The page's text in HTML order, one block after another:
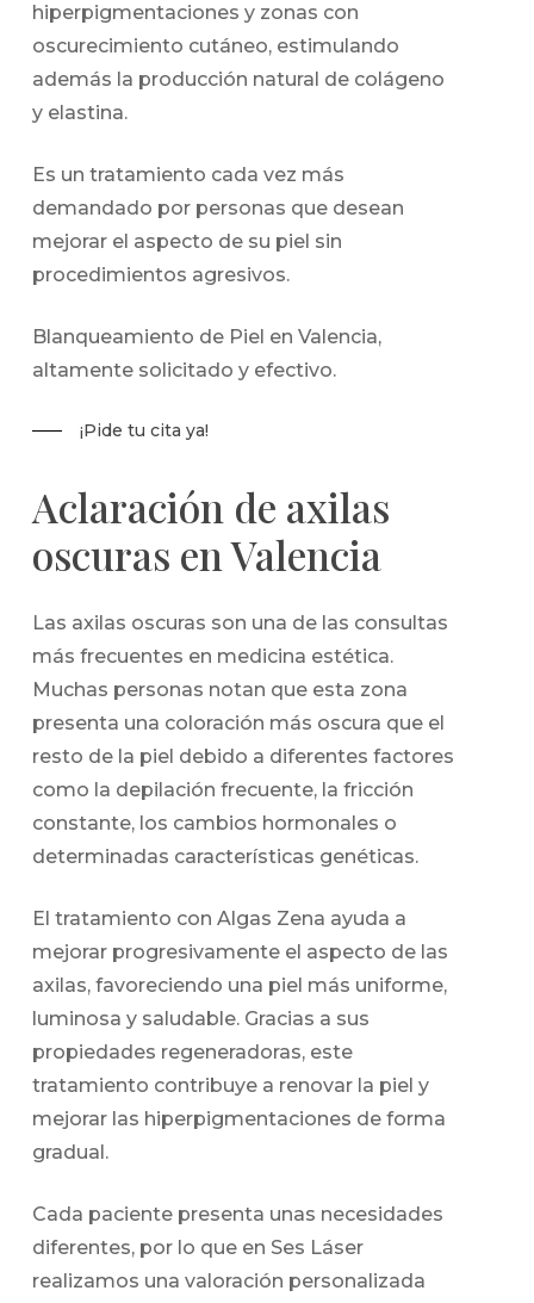
hiperpigmentaciones y zonas con
oscurecimiento cutáneo, estimulando
además la producción natural de colágeno
y elastina.
Es un tratamiento cada vez más
demandado por personas que desean
mejorar el aspecto de su piel sin
procedimientos agresivos.
Blanqueamiento de Piel en Valencia,
altamente solicitado y efectivo.
¡Pide tu cita ya!
Aclaración de axilas
oscuras en Valencia
Las axilas oscuras son una de las consultas
más frecuentes en medicina estética.
Muchas personas notan que esta zona
presenta una coloración más oscura que el
resto de la piel debido a diferentes factores
como la depilación frecuente, la fricción
constante, los cambios hormonales o
determinadas características genéticas.
El tratamiento con Algas Zena ayuda a
mejorar progresivamente el aspecto de las
axilas, favoreciendo una piel más uniforme,
luminosa y saludable. Gracias a sus
propiedades regeneradoras, este
tratamiento contribuye a renovar la piel y
mejorar las hiperpigmentaciones de forma
gradual.
Cada paciente presenta unas necesidades
diferentes, por lo que en Ses Láser
realizamos una valoración personalizada